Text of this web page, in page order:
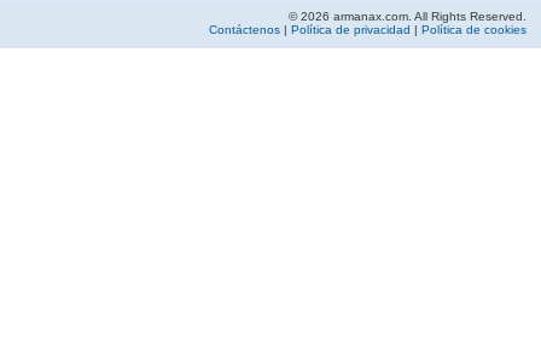
© 2026 armanax.com. All Rights Reserved.
Contáctenos | Política de privacidad | Política de cookies